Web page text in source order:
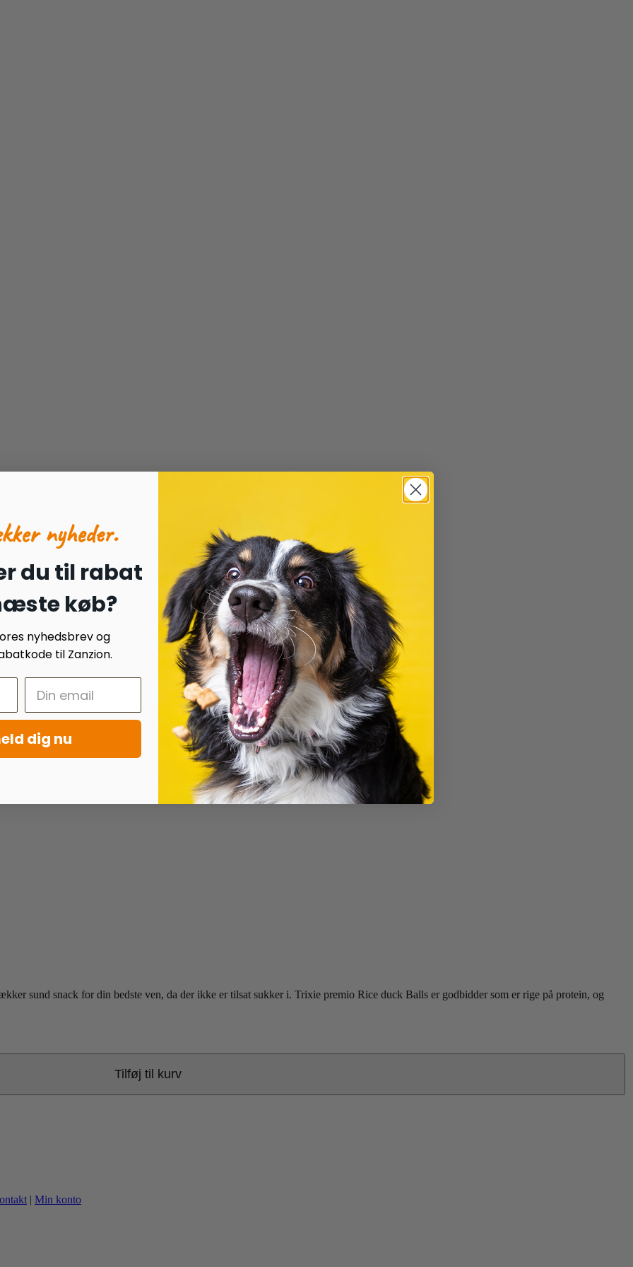
sund snack for din bedste ven, da der ikke er tilsat sukker i. Trixie premio Rice duck Balls er godbidder som er rige på protein, og
Tilføj til kurv
| Min konto
nyheder.
du til rabat
køb?
nyhedsbrev og
til Zanzion.
dig nu